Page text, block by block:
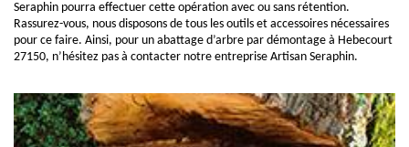
Seraphin pourra effectuer cette opération avec ou sans rétention.
Rassurez-vous, nous disposons de tous les outils et accessoires nécessaires
pour ce faire. Ainsi, pour un abattage d’arbre par démontage à Hebecourt
27150, n’hésitez pas à contacter notre entreprise Artisan Seraphin.